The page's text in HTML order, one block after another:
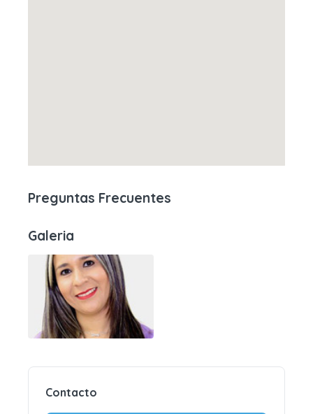
Preguntas Frecuentes
Galeria
Contacto